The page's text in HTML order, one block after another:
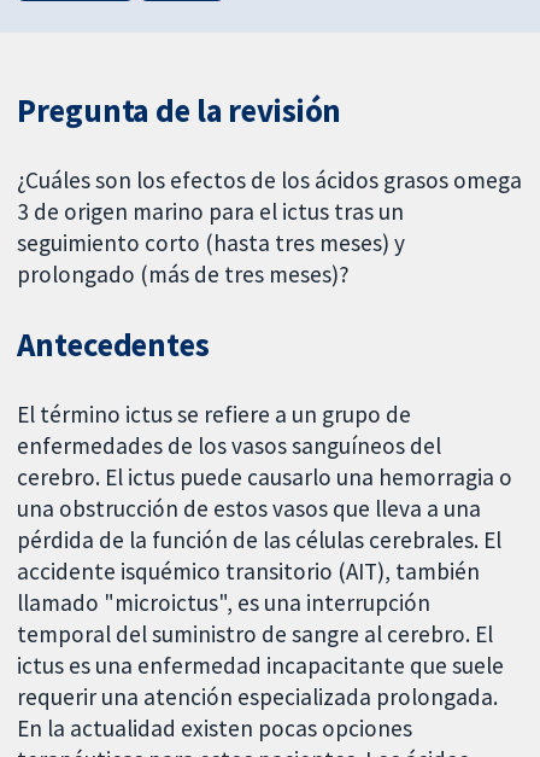
Pregunta de la revisión
¿Cuáles son los efectos de los ácidos grasos omega
3 de origen marino para el ictus tras un
seguimiento corto (hasta tres meses) y
prolongado (más de tres meses)?
Antecedentes
El término ictus se refiere a un grupo de
enfermedades de los vasos sanguíneos del
cerebro. El ictus puede causarlo una hemorragia o
una obstrucción de estos vasos que lleva a una
pérdida de la función de las células cerebrales. El
accidente isquémico transitorio (AIT), también
llamado "microictus", es una interrupción
temporal del suministro de sangre al cerebro. El
ictus es una enfermedad incapacitante que suele
requerir una atención especializada prolongada.
En la actualidad existen pocas opciones